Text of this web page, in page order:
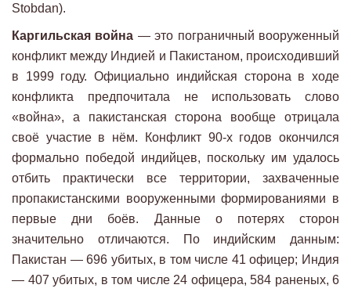
Stobdan).
Каргильская война — это пограничный вооруженный
конфликт между Индией и Пакистаном, происходивший
в 1999 году. Официально индийская сторона в ходе
конфликта предпочитала не использовать слово
«война», а пакистанская сторона вообще отрицала
своё участие в нём. Конфликт 90-х годов окончился
формально победой индийцев, поскольку им удалось
отбить практически все территории, захваченные
пропакистанскими вооруженными формированиями в
первые дни боёв. Данные о потерях сторон
значительно отличаются. По индийским данным:
Пакистан — 696 убитых, в том числе 41 офицер; Индия
— 407 убитых, в том числе 24 офицера, 584 раненых, 6